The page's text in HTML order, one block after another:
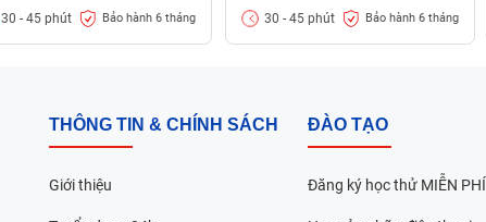
30 - 45 phút Bảo hành 6 tháng 30 - 45 phút Bảo hành 6 tháng
THÔNG TIN & CHÍNH SÁCH
Giới thiệu
ĐÀO TẠO
Đăng ký học thử MIỄN PHÍ